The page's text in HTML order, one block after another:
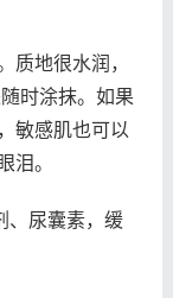
质地很水润，
时涂抹。如果
敏感肌也可以
泪。
、尿囊素，缓